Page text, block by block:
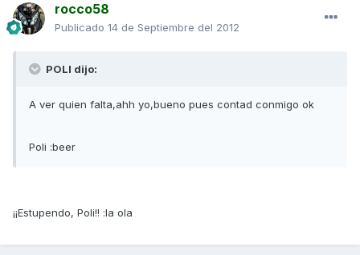
rocco58
Publicado 14 de Septiembre del 2012
POLI dijo:
A ver quien falta,ahh yo,bueno pues contad conmigo ok
Poli :beer
¡¡Estupendo, Poli!! :la ola